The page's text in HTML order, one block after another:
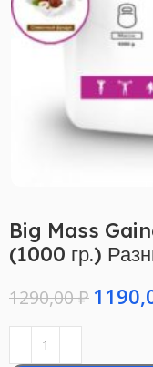
Big Mass
(1000 гр.)
1290,00₽